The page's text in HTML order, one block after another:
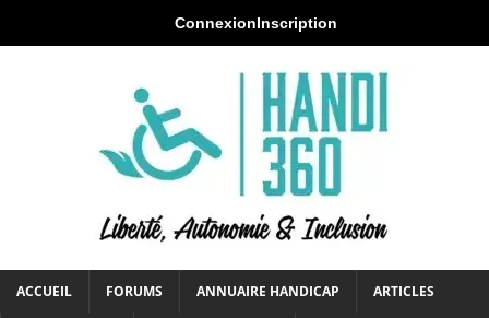
ConnexionInscription
ACCUEIL FORUMS ANNUAIRE HANDICAP ARTICLES